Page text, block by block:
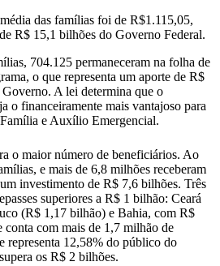
das famílias foi de R$1.115,05,
R$ 15,1 bilhões do Governo Federal.
704.125 permaneceram na folha de
o que representa um aporte de R$
A lei determina que o
o financeiramente mais vantajoso para
e Auxílio Emergencial.
o maior número de beneficiários. Ao
e mais de 6,8 milhões receberam
investimento de R$ 7,6 bilhões. Três
superiores a R$ 1 bilhão: Ceará
(R$ 1,17 bilhão) e Bahia, com R$
com mais de 1,7 milhão de
representa 12,58% do público do
os R$ 2 bilhões.